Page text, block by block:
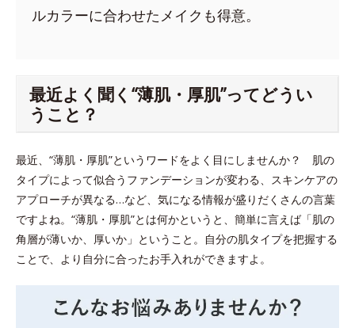
ルカラーに合わせたメイクも得意。
最近よく聞く“薄肌・厚肌”ってどうい
うこと？
最近、“薄肌・厚肌”というワードをよく目にしませんか？ 肌の
タイプによって似合うファンデーションが変わる、スキンケアの
アプローチが異なる…など、気になる情報が盛りだくさんの言葉
ですよね。“薄肌・厚肌”とは何かというと、簡単に言えば「肌の
角層が薄いか、厚いか」ということ。自分の肌タイプを把握する
ことで、より自分に合ったお手入れができますよ。